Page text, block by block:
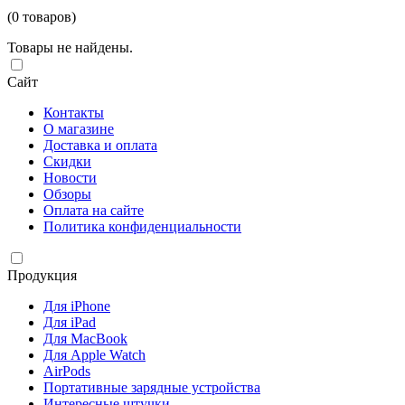
(0 товаров)
Товары не найдены.
Сайт
Контакты
О магазине
Доставка и оплата
Скидки
Новости
Обзоры
Оплата на сайте
Политика конфиденциальности
Продукция
Для iPhone
Для iPad
Для MacBook
Для Apple Watch
AirPods
Портативные зарядные устройства